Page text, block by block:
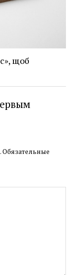
щоб
Обязательные